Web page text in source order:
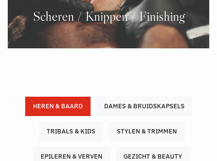
Scheren / Knippen / Finishing
HEREN & BAARD DAMES & BRUIDSKAPSELS
TRIBALS & KIDS STYLEN & TRIMMEN
EPILEREN & VERVEN GEZICHT & BEAUTY